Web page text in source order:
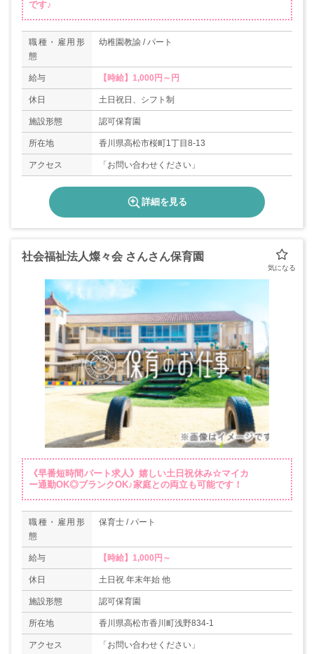
です♪
職種・雇用形
態
幼稚園教諭 / パート
給与 【時給】1,000円～円
休日 土日祝日、シフト制
施設形態 認可保育園
所在地 香川県高松市桜町1丁目8-13
アクセス 「お問い合わせください」
詳細を見る
社会福祉法人燦々会 さんさん保育園
《早番短時間パート求人》嬉しい土日祝休み☆マイカ
ー通勤OK◎ブランクOK♪家庭との両立も可能です！
職種・雇用形
態
保育士 / パート
給与 【時給】1,000円～
休日 土日祝 年末年始 他
施設形態 認可保育園
所在地 香川県高松市香川町浅野834-1
アクセス 「お問い合わせください」